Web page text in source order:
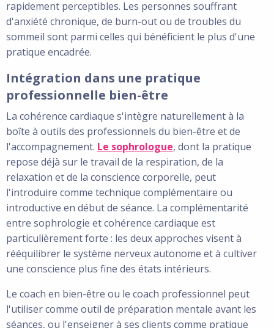
rapidement perceptibles. Les personnes souffrant
d'anxiété chronique, de burn-out ou de troubles du
sommeil sont parmi celles qui bénéficient le plus d'une
pratique encadrée.
Intégration dans une pratique
professionnelle bien-être
La cohérence cardiaque s'intègre naturellement à la
boîte à outils des professionnels du bien-être et de
l'accompagnement. Le sophrologue, dont la pratique
repose déjà sur le travail de la respiration, de la
relaxation et de la conscience corporelle, peut
l'introduire comme technique complémentaire ou
introductive en début de séance. La complémentarité
entre sophrologie et cohérence cardiaque est
particulièrement forte : les deux approches visent à
rééquilibrer le système nerveux autonome et à cultiver
une conscience plus fine des états intérieurs.
Le coach en bien-être ou le coach professionnel peut
l'utiliser comme outil de préparation mentale avant les
séances, ou l'enseigner à ses clients comme pratique